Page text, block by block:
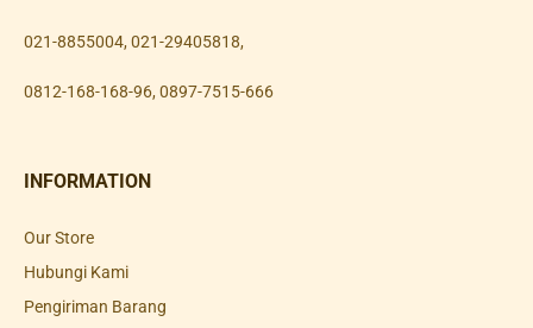
021-8855004, 021-29405818,
0812-168-168-96, 0897-7515-666
INFORMATION
Our Store
Hubungi Kami
Pengiriman Barang